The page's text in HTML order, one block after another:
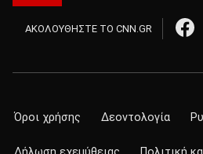
ΑΚΟΛΟΥΘΗΣΤΕ ΤΟ CNN.GR
Όροι χρήσης Δεοντολογία